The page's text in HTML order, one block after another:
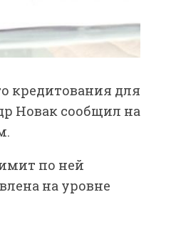
кредитования для
Новак сообщил на
по ней
на уровне